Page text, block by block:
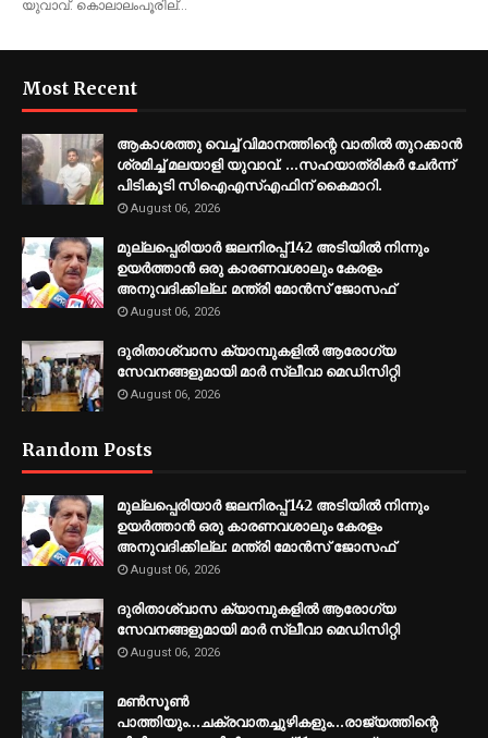
യുവാവ്. കൊലാലംപൂരില്…
Most Recent
ആകാശത്തു വെച്ച് വിമാനത്തിന്റെ വാതില്‍ തുറക്കാന്‍
ശ്രമിച്ച് മലയാളി യുവാവ്. ...സഹയാത്രികര്‍ ചേര്‍ന്ന്
പിടികൂടി സിഐഎസ്എഫിന് കൈമാറി.
August 06, 2026
മുല്ലപ്പെരിയാര്‍ ജലനിരപ്പ് 142 അടിയില്‍ നിന്നും
ഉയര്‍ത്താന്‍ ഒരു കാരണവശാലും കേരളം
അനുവദിക്കില്ല: മന്ത്രി മോന്‍സ് ജോസഫ്
August 06, 2026
ദുരിതാശ്വാസ ക്യാമ്പുകളിൽ ആരോഗ്യ
സേവനങ്ങളുമായി മാർ സ്ലീവാ മെഡിസിറ്റി
August 06, 2026
Random Posts
മുല്ലപ്പെരിയാര്‍ ജലനിരപ്പ് 142 അടിയില്‍ നിന്നും
ഉയര്‍ത്താന്‍ ഒരു കാരണവശാലും കേരളം
അനുവദിക്കില്ല: മന്ത്രി മോന്‍സ് ജോസഫ്
August 06, 2026
ദുരിതാശ്വാസ ക്യാമ്പുകളിൽ ആരോഗ്യ
സേവനങ്ങളുമായി മാർ സ്ലീവാ മെഡിസിറ്റി
August 06, 2026
മണ്‍സൂണ്‍
പാത്തിയും...ചക്രവാതച്ചുഴികളും...രാജ്യത്തിന്റെ